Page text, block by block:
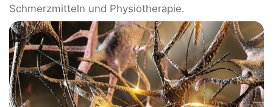
Schmerzmitteln und Physiotherapie.